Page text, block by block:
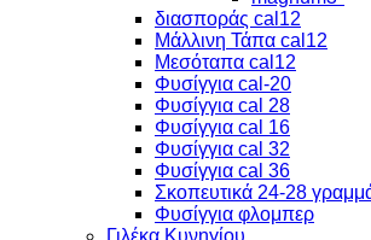
διασποράς cal12
Μάλλινη Τάπα cal12
Μεσόταπα cal12
Φυσίγγια cal-20
Φυσίγγια cal 28
Φυσίγγια cal 16
Φυσίγγια cal 32
Φυσίγγια cal 36
Σκοπευτικά 24-28
Φυσίγγια φλομπερ
Γιλέκα Κυνηγίου